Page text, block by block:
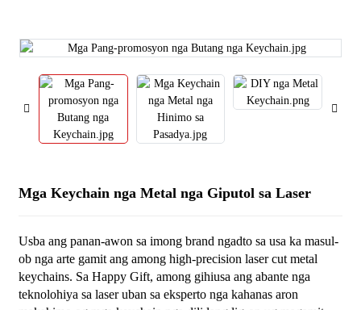
Mga Keychain nga Metal nga Giputol sa Laser
Usba ang panan-awon sa imong brand ngadto sa usa ka masul-
ob nga arte gamit ang among high-precision laser cut metal
keychains. Sa Happy Gift, among gihiusa ang abante nga
teknolohiya sa laser uban sa eksperto nga kahanas aron